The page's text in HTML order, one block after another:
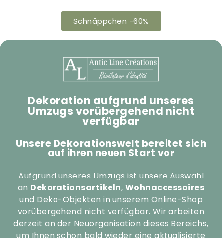
Schnäppchen -60%
Dekoration aufgrund unseres
Umzugs vorübergehend nicht
verfügbar
Unsere Dekorationswelt bereitet sich
auf ihren neuen Start vor
Aufgrund unseres Umzugs ist unsere Auswahl
an Dekorationsartikeln, Wohnaccessoires
und Deko-Objekten in unserem Online-Shop
vorübergehend nicht verfügbar. Wir arbeiten
derzeit an der Neuorganisation dieses Bereichs,
um Ihnen schon bald wieder eine aktualisierte